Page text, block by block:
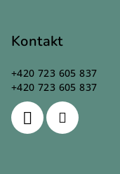
Kontakt
+420 723 605 837
+420 723 605 837